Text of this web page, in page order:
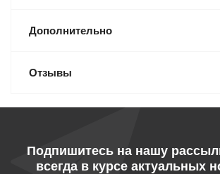
Дополнительно
Отзывы
Подпишитесь на нашу
всегда в курсе актуальных